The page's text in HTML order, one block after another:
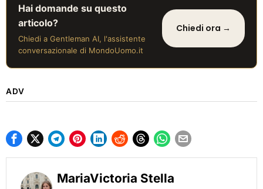
Hai domande su questo
articolo?
Chiedi a Gentleman AI, l'assistente
conversazionale di MondoUomo.it
Chiedi ora →
ADV
MariaVictoria Stella